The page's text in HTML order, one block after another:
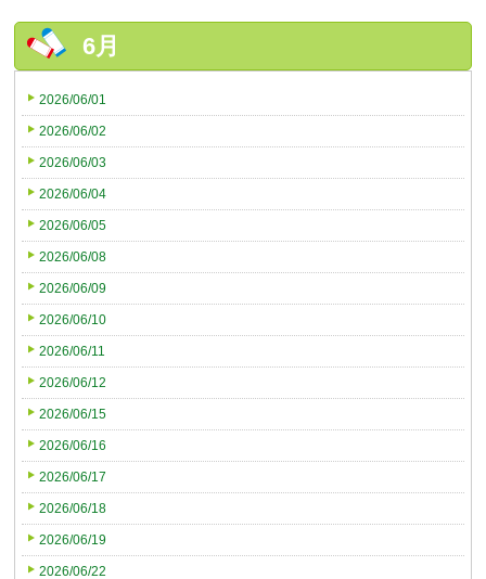
6月
2026/06/01
2026/06/02
2026/06/03
2026/06/04
2026/06/05
2026/06/08
2026/06/09
2026/06/10
2026/06/11
2026/06/12
2026/06/15
2026/06/16
2026/06/17
2026/06/18
2026/06/19
2026/06/22